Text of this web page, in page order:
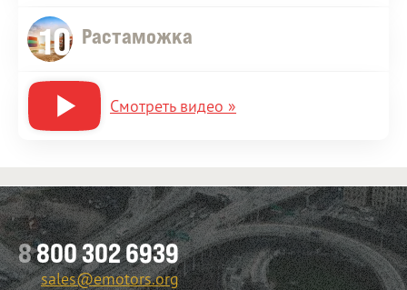
10 Растаможка
Смотреть видео »
8800 302 6939
sales@emotors.org